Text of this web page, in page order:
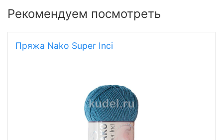
Рекомендуем посмотреть
Пряжа Nako Super Inci